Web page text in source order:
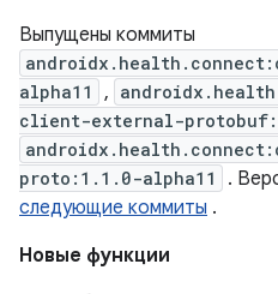
Выпущены коммиты
alpha11
,
client-external-
proto:1.1.0-alpha11
.
следующие коммиты .
Новые функции